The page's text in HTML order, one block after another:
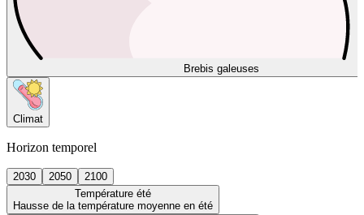
Brebis galeuses
Climat
Horizon temporel
2030 2050
2100
Température été
Hausse de la température moyenne en été